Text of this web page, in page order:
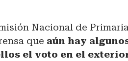
Nacional de
que aún hay
el voto en el